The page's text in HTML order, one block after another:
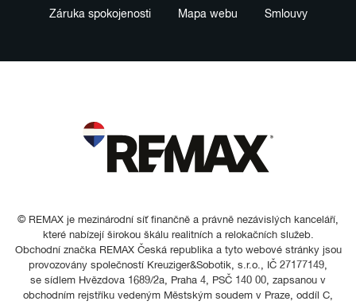
Záruka spokojenosti Mapa webu Smlouvy
© REMAX je mezinárodní síť finančně a právně nezávislých kanceláří,
které nabízejí širokou škálu realitních a relokačních služeb.
Obchodní značka REMAX Česká republika a tyto webové stránky jsou
provozovány společností Kreuziger&Sobotik, s.r.o., IČ 27177149,
se sídlem Hvězdova 1689/2a, Praha 4, PSČ 140 00, zapsanou v
obchodním rejstříku vedeným Městským soudem v Praze, oddíl C,